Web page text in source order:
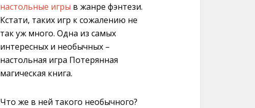
настольные игры в жанре фэнтези.
Кстати, таких игр к сожалению не
так уж много. Одна из самых
интересных и необычных –
настольная игра Потерянная
магическая книга.
Что же в ней такого необычного?